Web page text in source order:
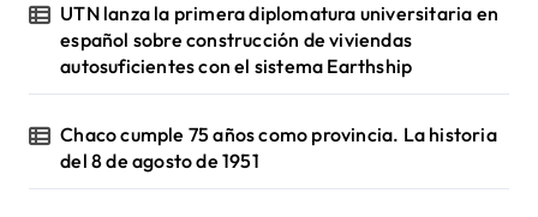
UTN lanza la primera diplomatura universitaria en
español sobre construcción de viviendas
autosuficientes con el sistema Earthship
Chaco cumple 75 años como provincia. La historia
del 8 de agosto de 1951